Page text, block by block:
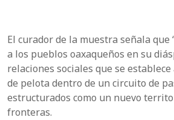
El curador de la muestra señala que
a los pueblos oaxaqueños en su
relaciones sociales que se
de pelota dentro de un circuito de
estructurados como un nuevo
fronteras.